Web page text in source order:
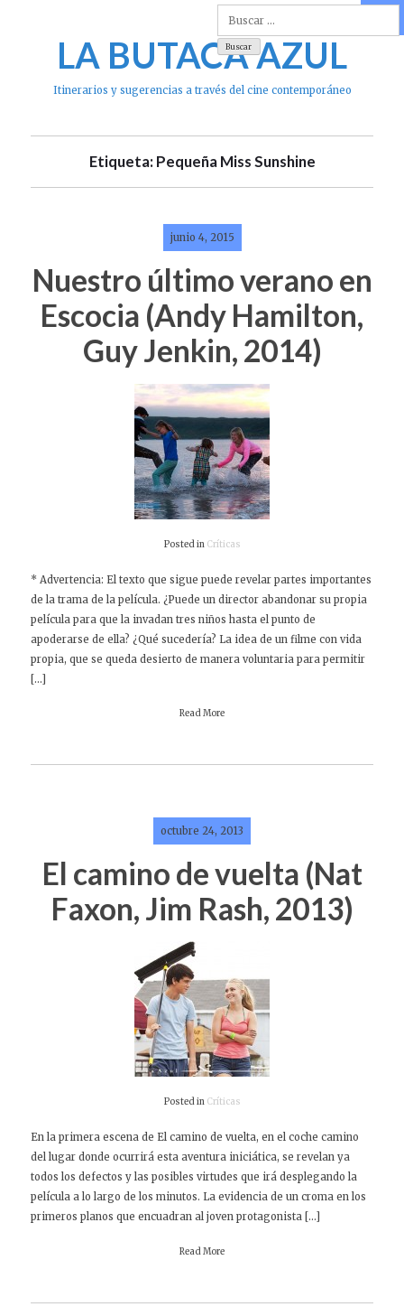
LA BUTACA AZUL
Itinerarios y sugerencias a través del cine contemporáneo
Etiqueta: Pequeña Miss Sunshine
junio 4, 2015
Nuestro último verano en
Escocia (Andy Hamilton,
Guy Jenkin, 2014)
Posted in Críticas
* Advertencia: El texto que sigue puede revelar partes importantes
de la trama de la película. ¿Puede un director abandonar su propia
película para que la invadan tres niños hasta el punto de
apoderarse de ella? ¿Qué sucedería? La idea de un filme con vida
propia, que se queda desierto de manera voluntaria para permitir
[…]
Read More
octubre 24, 2013
El camino de vuelta (Nat
Faxon, Jim Rash, 2013)
Posted in Críticas
En la primera escena de El camino de vuelta, en el coche camino
del lugar donde ocurrirá esta aventura iniciática, se revelan ya
todos los defectos y las posibles virtudes que irá desplegando la
película a lo largo de los minutos. La evidencia de un croma en los
primeros planos que encuadran al joven protagonista […]
Read More